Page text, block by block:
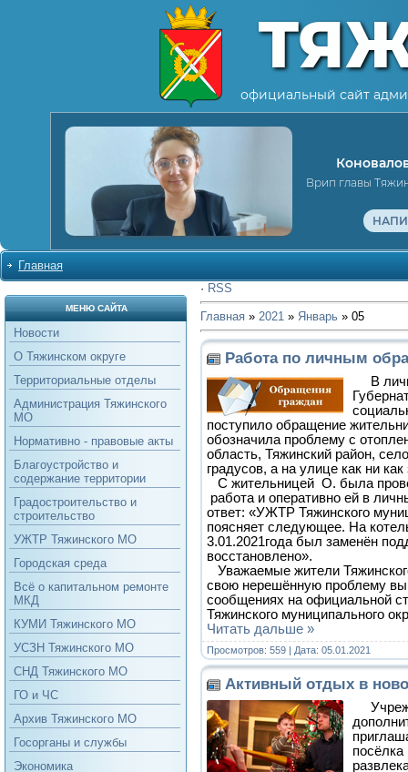
официальный сайт
Врип главы
Главная
МЕНЮ САЙТА
Новости
О Тяжинском округе
Территориальные отделы
Администрация Тяжинского
МО
Нормативно - правовые акты
Благоустройство и
содержание территории
Градостроительство и
строительство
УЖТР Тяжинского МО
Городская среда
Всё о капитальном ремонте
МКД
КУМИ Тяжинского МО
УСЗН Тяжинского МО
СНД Тяжинского МО
ГО и ЧС
Архив Тяжинского МО
Госорганы и службы
Экономика
· RSS
Главная » 2021 » Январь » 05
Работа по личным
В
поступило обращение
обозначила проблему с
область, Тяжинский район,
градусов, а на улице как ни
С жительницей О. была
работа и оперативно ей в
ответ: «УЖТР Тяжинского
поясняет следующее. На
3.01.2021года был заменён
восстановлено».
Уважаемые жители
свою нерешённую проблему
сообщениях на официальной
Тяжинского муниципального
Читать дальше »
Просмотров: 559 | Дата: 05.01.2021
Активный отдых в
посёлка